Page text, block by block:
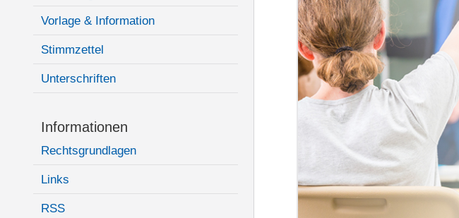
Vorlage & Information
Stimmzettel
Unterschriften
Informationen
Rechtsgrundlagen
Links
RSS